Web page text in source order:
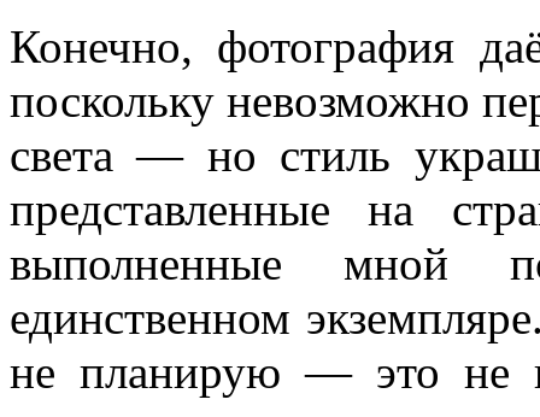
Конечно, фотография
поскольку невозможно
света — но стиль
представленные на
выполненные мной
единственном
не планирую — это не